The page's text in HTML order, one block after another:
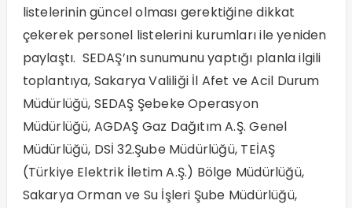
listelerinin güncel olması gerektiğine dikkat
çekerek personel listelerini kurumları ile yeniden
paylaştı. SEDAŞ’ın sunumunu yaptığı planla ilgili
toplantıya, Sakarya Valiliği İl Afet ve Acil Durum
Müdürlüğü, SEDAŞ Şebeke Operasyon
Müdürlüğü, AGDAŞ Gaz Dağıtım A.Ş. Genel
Müdürlüğü, DSİ 32.Şube Müdürlüğü, TEİAŞ
(Türkiye Elektrik İletim A.Ş.) Bölge Müdürlüğü,
Sakarya Orman ve Su İşleri Şube Müdürlüğü,